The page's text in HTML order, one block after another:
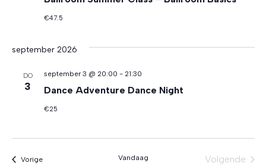
€47.5
september 2026
DO
3 Dance Adventure Dance Night
september 3 @ 20:00 - 21:30
€25
VorigeEvenementen Vandaag
Volgende